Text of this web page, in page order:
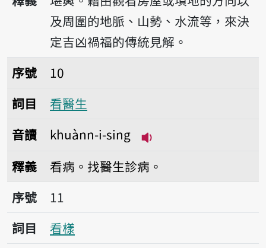
及周圍的地脈、山勢、水流等，來決
定吉凶禍福的傳統見解。
序號10看醫生
序號
10
詞目
看醫生
音讀
khuànn-i-sing
釋義
看病。找醫生診病。
序號11看樣
序號
11
詞目
看樣